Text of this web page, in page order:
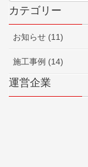
カテゴリー
お知らせ (11)
施工事例 (14)
運営企業